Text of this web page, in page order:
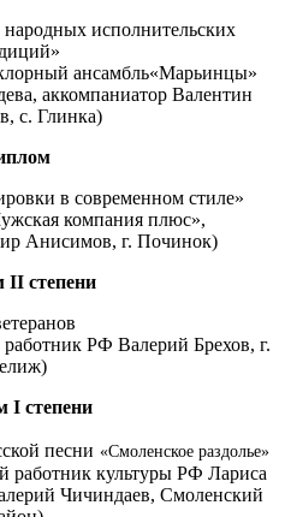
народных исполнительских
ансамбль«Марьинцы»
аккомпаниатор Валентин
с. Глинка)
в современном стиле»
компания плюс»,
Анисимов, г. Починок)
II степени
РФ Валерий Брехов, г.
Iстепени
песни «Смоленское раздолье»
работник культуры РФ Лариса
Чичиндаев, Смоленский